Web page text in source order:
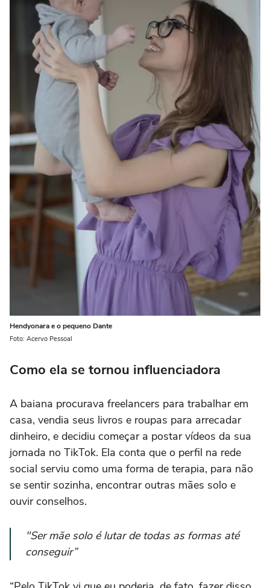
Hendyonara e o pequeno Dante
Foto: Acervo Pessoal
Como ela se tornou influenciadora
A baiana procurava freelancers para trabalhar em
casa, vendia seus livros e roupas para arrecadar
dinheiro, e decidiu começar a postar vídeos da sua
jornada no TikTok. Ela conta que o perfil na rede
social serviu como uma forma de terapia, para não
se sentir sozinha, encontrar outras mães solo e
ouvir conselhos.
"Ser mãe solo é lutar de todas as formas até
conseguir”